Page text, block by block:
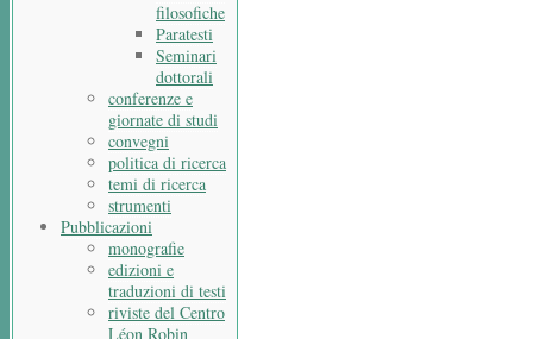
filosofiche
Paratesti
Seminari
dottorali
conferenze e
giornate di studi
convegni
politica di ricerca
temi di ricerca
strumenti
Pubblicazioni
monografie
edizioni e
traduzioni di testi
riviste del Centro
Léon Robin